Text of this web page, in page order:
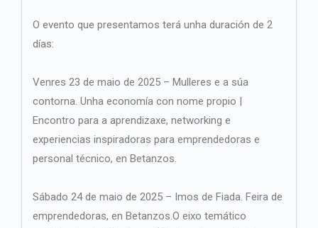
O evento que presentamos terá unha duración de 2
días:
Venres 23 de maio de 2025 – Mulleres e a súa
contorna. Unha economía con nome propio |
Encontro para a aprendizaxe, networking e
experiencias inspiradoras para emprendedoras e
personal técnico, en Betanzos.
Sábado 24 de maio de 2025 – Imos de Fiada. Feira de
emprendedoras, en Betanzos.O eixo temático